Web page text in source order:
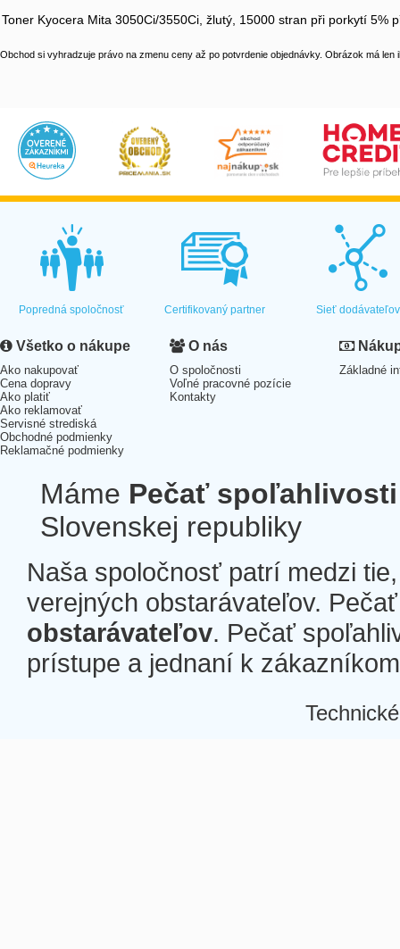
Toner Kyocera Mita 3050Ci/3550Ci, žlutý, 15000 stran při porkytí 5%
Obchod si vyhradzuje právo na zmenu ceny až po potvrdenie objednávky. Obrázok má len
Popredná spoločnosť Certifikovaný partner Sieť dodávateľov
Všetko o nákupe
Ako nakupovať
Cena dopravy
Ako platiť
Ako reklamovať
Servisné strediská
Obchodné podmienky
Reklamačné podmienky
O nás
O spoločnosti
Voľné pracovné pozície
Kontakty
Základné
Máme Pečať spoľahlivosti
Slovenskej republiky
Naša spoločnosť patrí medzi
verejných obstarávateľov.
obstarávateľov. Pečať
prístupe a jednaní k